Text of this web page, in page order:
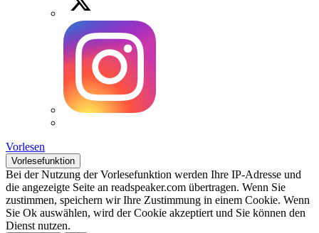
Vorlesen
Vorlesefunktion
Bei der Nutzung der Vorlesefunktion werden Ihre IP-Adresse und
die angezeigte Seite an readspeaker.com übertragen. Wenn Sie
zustimmen, speichern wir Ihre Zustimmung in einem Cookie. Wenn
Sie Ok auswählen, wird der Cookie akzeptiert und Sie können den
Dienst nutzen.